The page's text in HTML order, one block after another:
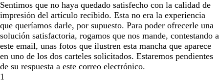
Sentimos que no haya quedado satisfecho con la calidad de
impresión del artículo recibido. Esta no era la experiencia
que queríamos darle, por supuesto. Para poder ofrecerle una
solución satisfactoria, rogamos que nos mande, contestando a
este email, unas fotos que ilustren esta mancha que aparece
en uno de los dos carteles solicitados. Estaremos pendientes
de su respuesta a este correo electrónico.
1